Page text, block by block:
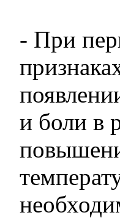
- При
и боли в